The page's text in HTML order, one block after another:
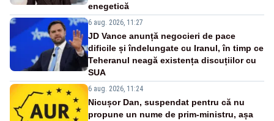
enegetică
6 aug. 2026, 11:27
JD Vance anunță negocieri de pace
dificile și îndelungate cu Iranul, în timp ce
Teheranul neagă existența discuțiilor cu
SUA
6 aug. 2026, 11:24
Nicușor Dan, suspendat pentru că nu
propune un nume de prim-ministru, așa